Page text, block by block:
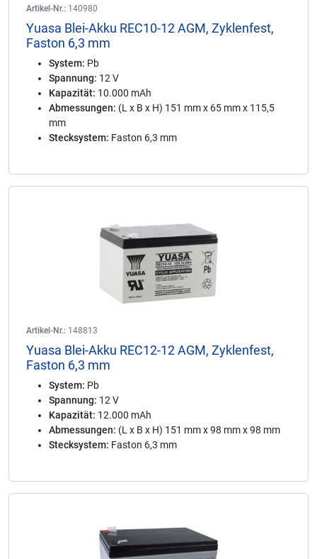
Artikel-Nr.: 140980
Yuasa Blei-Akku REC10-12 AGM, Zyklenfest,
Faston 6,3 mm
System: Pb
Spannung: 12 V
Kapazität: 10.000 mAh
Abmessungen: (L x B x H) 151 mm x 65 mm x 115,5
mm
Stecksystem: Faston 6,3 mm
Artikel-Nr.: 148813
Yuasa Blei-Akku REC12-12 AGM, Zyklenfest,
Faston 6,3 mm
System: Pb
Spannung: 12 V
Kapazität: 12.000 mAh
Abmessungen: (L x B x H) 151 mm x 98 mm x 98 mm
Stecksystem: Faston 6,3 mm